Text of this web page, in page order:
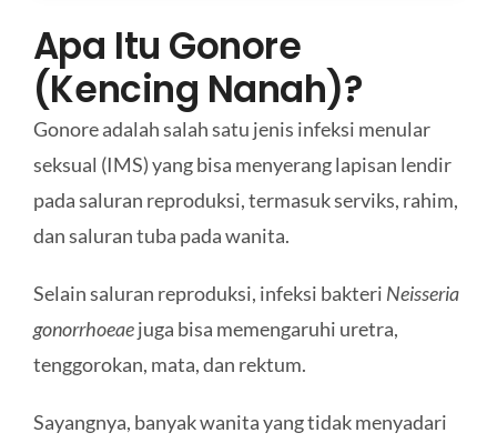
Apa Itu Gonore
(Kencing Nanah)?
Gonore adalah salah satu jenis infeksi menular
seksual (IMS) yang bisa menyerang lapisan lendir
pada saluran reproduksi, termasuk serviks, rahim,
dan saluran tuba pada wanita.
Selain saluran reproduksi, infeksi bakteri Neisseria
gonorrhoeaejuga bisa memengaruhi uretra,
tenggorokan, mata, dan rektum.
Sayangnya, banyak wanita yang tidak menyadari